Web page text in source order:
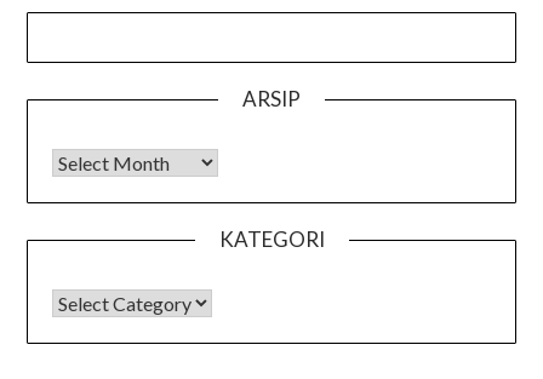
ARSIP
Arsip
KATEGORI
KATEGORI